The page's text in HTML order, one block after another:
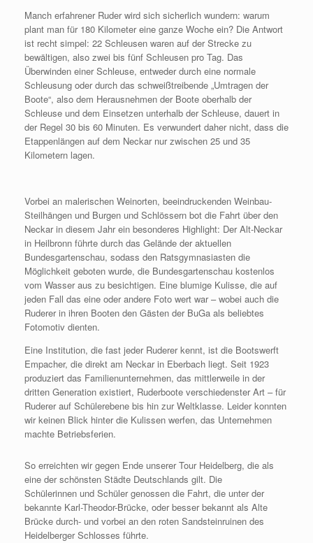
Manch erfahrener Ruder wird sich sicherlich wundern: warum
plant man für 180 Kilometer eine ganze Woche ein? Die Antwort
ist recht simpel: 22 Schleusen waren auf der Strecke zu
bewältigen, also zwei bis fünf Schleusen pro Tag. Das
Überwinden einer Schleuse, entweder durch eine normale
Schleusung oder durch das schweißtreibende „Umtragen der
Boote“, also dem Herausnehmen der Boote oberhalb der
Schleuse und dem Einsetzen unterhalb der Schleuse, dauert in
der Regel 30 bis 60 Minuten. Es verwundert daher nicht, dass die
Etappenlängen auf dem Neckar nur zwischen 25 und 35
Kilometern lagen.
Vorbei an malerischen Weinorten, beeindruckenden Weinbau-
Steilhängen und Burgen und Schlössern bot die Fahrt über den
Neckar in diesem Jahr ein besonderes Highlight: Der Alt-Neckar
in Heilbronn führte durch das Gelände der aktuellen
Bundesgartenschau, sodass den Ratsgymnasiasten die
Möglichkeit geboten wurde, die Bundesgartenschau kostenlos
vom Wasser aus zu besichtigen. Eine blumige Kulisse, die auf
jeden Fall das eine oder andere Foto wert war – wobei auch die
Ruderer in ihren Booten den Gästen der BuGa als beliebtes
Fotomotiv dienten.
Eine Institution, die fast jeder Ruderer kennt, ist die Bootswerft
Empacher, die direkt am Neckar in Eberbach liegt. Seit 1923
produziert das Familienunternehmen, das mittlerweile in der
dritten Generation existiert, Ruderboote verschiedenster Art – für
Ruderer auf Schülerebene bis hin zur Weltklasse. Leider konnten
wir keinen Blick hinter die Kulissen werfen, das Unternehmen
machte Betriebsferien.
So erreichten wir gegen Ende unserer Tour Heidelberg, die als
eine der schönsten Städte Deutschlands gilt. Die
Schülerinnen und Schüler genossen die Fahrt, die unter der
bekannte Karl-Theodor-Brücke, oder besser bekannt als Alte
Brücke durch- und vorbei an den roten Sandsteinruinen des
Heidelberger Schlosses führte.